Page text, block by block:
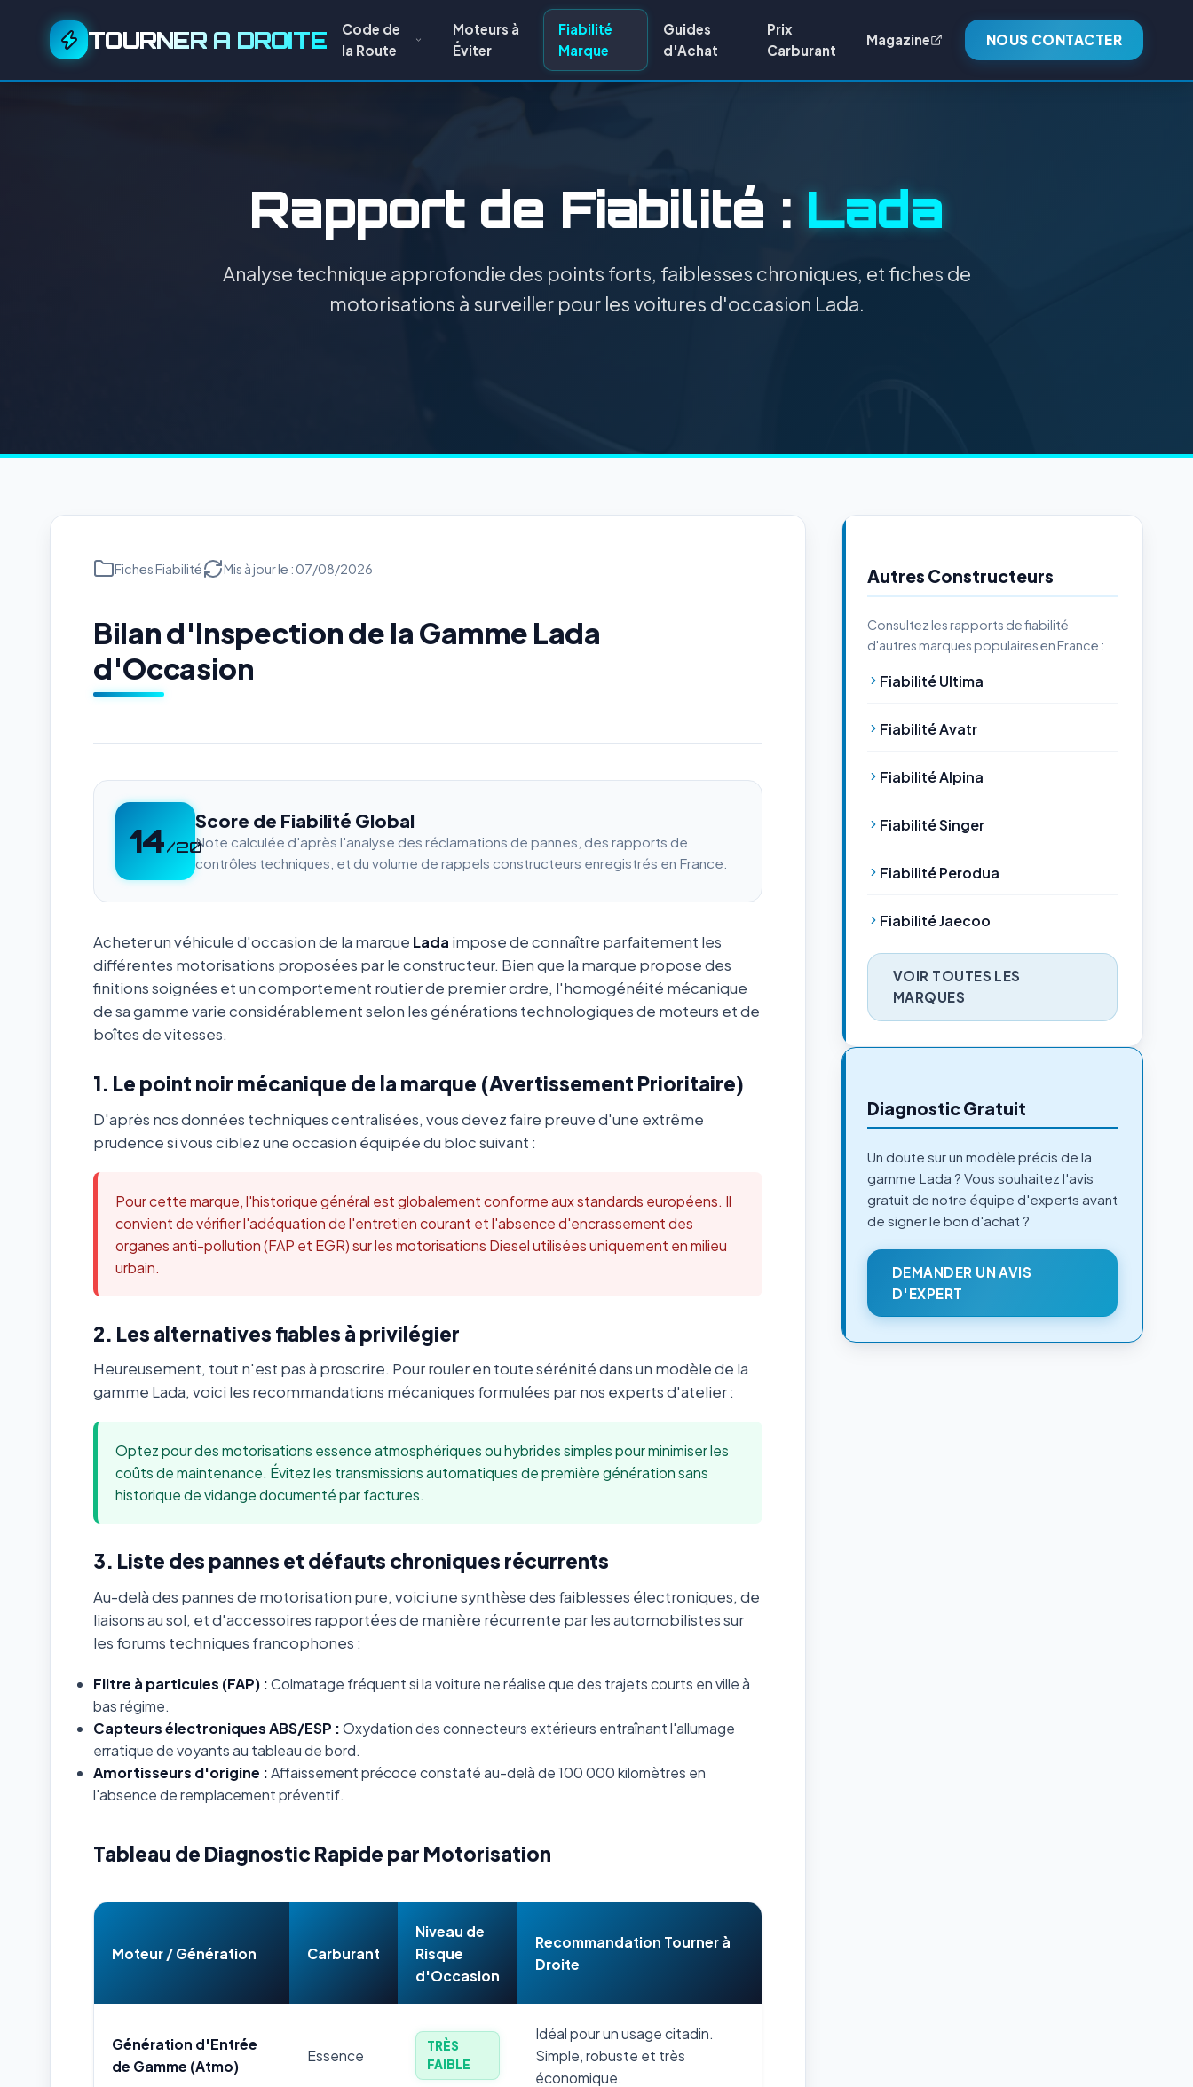
TOURNER A DROITE
Code de
la Route
Moteurs à
Éviter
Fiabilité
Marque
Guides
d'Achat
Prix
Carburant
Magazine NOUS CONTACTER
Rapport de Fiabilité : Lada
Analyse technique approfondie des points forts, faiblesses chroniques, et fiches de
motorisations à surveiller pour les voitures d'occasion Lada.
Fiches Fiabilité Mis à jour le : 07/08/2026
Bilan d'Inspection de la Gamme Lada
d'Occasion
14/20
Score de Fiabilité Global
Note calculée d'après l'analyse des réclamations de pannes, des rapports de
contrôles techniques, et du volume de rappels constructeurs enregistrés en France.
Acheter un véhicule d'occasion de la marque Lada impose de connaître parfaitement les
différentes motorisations proposées par le constructeur. Bien que la marque propose des
finitions soignées et un comportement routier de premier ordre, l'homogénéité mécanique
de sa gamme varie considérablement selon les générations technologiques de moteurs et de
boîtes de vitesses.
1. Le point noir mécanique de la marque (Avertissement Prioritaire)
D'après nos données techniques centralisées, vous devez faire preuve d'une extrême
prudence si vous ciblez une occasion équipée du bloc suivant :
Pour cette marque, l'historique général est globalement conforme aux standards européens. Il
convient de vérifier l'adéquation de l'entretien courant et l'absence d'encrassement des
organes anti-pollution (FAP et EGR) sur les motorisations Diesel utilisées uniquement en milieu
urbain.
2. Les alternatives fiables à privilégier
Heureusement, tout n'est pas à proscrire. Pour rouler en toute sérénité dans un modèle de la
gamme Lada, voici les recommandations mécaniques formulées par nos experts d'atelier :
Optez pour des motorisations essence atmosphériques ou hybrides simples pour minimiser les
coûts de maintenance. Évitez les transmissions automatiques de première génération sans
historique de vidange documenté par factures.
3. Liste des pannes et défauts chroniques récurrents
Au-delà des pannes de motorisation pure, voici une synthèse des faiblesses électroniques, de
liaisons au sol, et d'accessoires rapportées de manière récurrente par les automobilistes sur
les forums techniques francophones :
Filtre à particules (FAP) :Colmatage fréquent si la voiture ne réalise que des trajets courts en ville à
bas régime.
Capteurs électroniques ABS/ESP :Oxydation des connecteurs extérieurs entraînant l'allumage
erratique de voyants au tableau de bord.
Amortisseurs d'origine :Affaissement précoce constaté au-delà de 100 000 kilomètres en
l'absence de remplacement préventif.
Tableau de Diagnostic Rapide par Motorisation
Moteur / Génération Carburant
Niveau de
Risque
d'Occasion
Recommandation Tourner à
Droite
Génération d'Entrée
de Gamme (Atmo)
Essence
TRÈS
FAIBLE
Idéal pour un usage citadin.
Simple, robuste et très
économique.
Autres Constructeurs
Consultez les rapports de fiabilité
d'autres marques populaires en France :
Fiabilité Ultima
Fiabilité Avatr
Fiabilité Alpina
Fiabilité Singer
Fiabilité Perodua
Fiabilité Jaecoo
VOIR TOUTES LES
MARQUES
Diagnostic Gratuit
Un doute sur un modèle précis de la
gamme Lada ? Vous souhaitez l'avis
gratuit de notre équipe d'experts avant
de signer le bon d'achat ?
DEMANDER UN AVIS
D'EXPERT